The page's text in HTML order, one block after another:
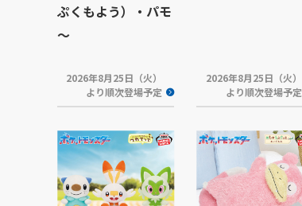
ぷくもよう）・パモ
～
2026年8月25日（火）
より順次登場予定
2026年8月25日（火）
より順次登場予定